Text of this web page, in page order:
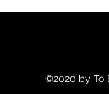
©2020 by To